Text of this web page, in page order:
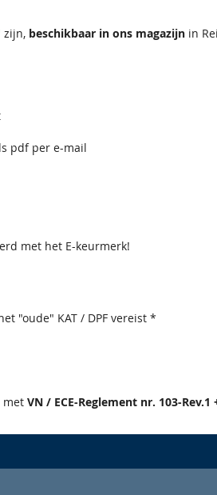
zijn, beschikbaar in ons magazijn in
pdf per e-mail
met het E-keurmerk!
"oude" KAT / DPF vereist *
met VN / ECE-Reglement nr. 103-Rev.1